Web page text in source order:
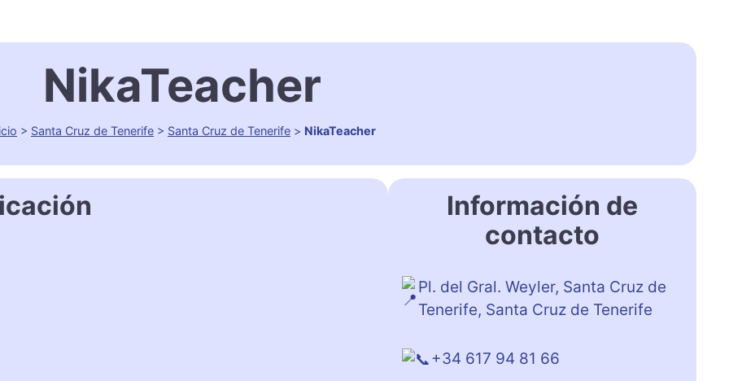
NikaTeacher
> Santa Cruz de Tenerife > Santa Cruz de Tenerife > NikaTeacher
Información de
contacto
Pl. del Gral. Weyler, Santa Cruz de
Tenerife, Santa Cruz de Tenerife
+34 617 94 81 66